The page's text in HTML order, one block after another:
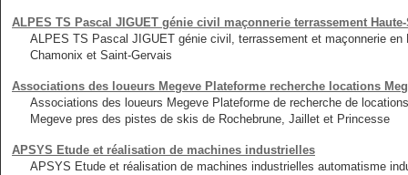
ALPES TS Pascal JIGUET génie civil maçonnerie terrassement
ALPES TS Pascal JIGUET génie civil, terrassement et maçonnerie
Chamonix et Saint-Gervais
Associations des loueurs Megeve Plateforme recherche locations
Associations des loueurs Megeve Plateforme de recherche de
Megeve pres des pistes de skis de Rochebrune, Jaillet et Princesse
APSYS Etude et réalisation de machines industrielles
APSYS Etude et réalisation de machines industrielles automatisme